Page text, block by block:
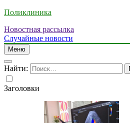
Поликлиника
Новостная рассылка
Случайные новости
Меню
Найти:
Заголовки